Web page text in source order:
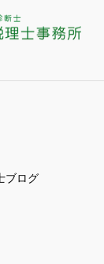
ブログ